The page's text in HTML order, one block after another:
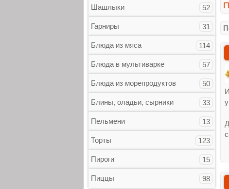
Шашлыки 52
Гарниры 31
Блюда из мяса 114
Блюда в мультиварке 57
Блюда из морепродуктов 50
Блины, оладьи, сырники 33
Пельмени 13
Торты 123
Пироги 15
Пиццы 98